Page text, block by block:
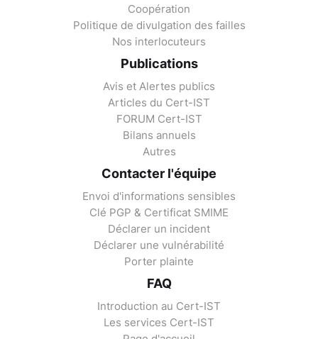
Coopération
Politique de divulgation des failles
Nos interlocuteurs
Publications
Avis et Alertes publics
Articles du Cert-IST
FORUM Cert-IST
Bilans annuels
Autres
Contacter l'équipe
Envoi d'informations sensibles
Clé PGP & Certificat SMIME
Déclarer un incident
Déclarer une vulnérabilité
Porter plainte
FAQ
Introduction au Cert-IST
Les services Cert-IST